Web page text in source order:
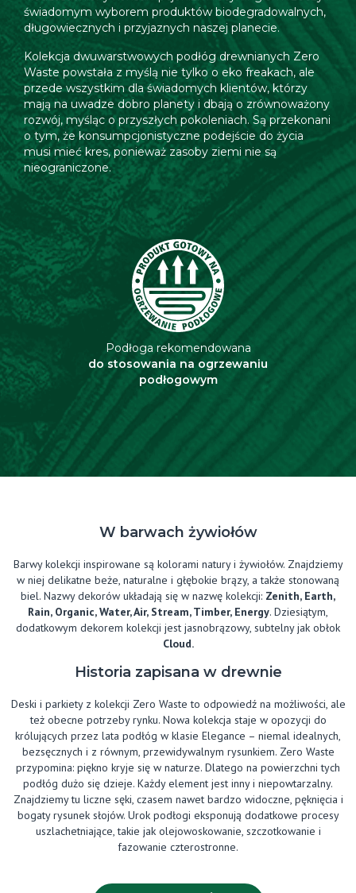
świadomym wyborem produktów biodegradowalnych,
długowiecznych i przyjaznych naszej planecie.
Kolekcja dwuwarstwowych podłóg drewnianych Zero
Waste powstała z myślą nie tylko o eko freakach, ale
przede wszystkim dla świadomych klientów, którzy
mają na uwadze dobro planety i dbają o zrównoważony
rozwój, myśląc o przyszłych pokoleniach. Są przekonani
o tym, że konsumpcjonistyczne podejście do życia
musi mieć kres, ponieważ zasoby ziemi nie są
nieograniczone.
Podłoga rekomendowana
do stosowania na ogrzewaniu
podłogowym
W barwach żywiołów
Barwy kolekcji inspirowane są kolorami natury i żywiołów. Znajdziemy
w niej delikatne beże, naturalne i głębokie brązy, a także stonowaną
biel. Nazwy dekorów układają się w nazwę kolekcji: Zenith, Earth,
Rain, Organic, Water, Air, Stream, Timber, Energy. Dziesiątym,
dodatkowym dekorem kolekcji jest jasnobrązowy, subtelny jak obłok
Cloud.
Historia zapisana w drewnie
Deski i parkiety z kolekcji Zero Waste to odpowiedź na możliwości, ale
też obecne potrzeby rynku. Nowa kolekcja staje w opozycji do
królujących przez lata podłóg w klasie Elegance – niemal idealnych,
bezsęcznych i z równym, przewidywalnym rysunkiem. Zero Waste
przypomina: piękno kryje się w naturze. Dlatego na powierzchni tych
podłóg dużo się dzieje. Każdy element jest inny i niepowtarzalny.
Znajdziemy tu liczne sęki, czasem nawet bardzo widoczne, pęknięcia i
bogaty rysunek słojów. Urok podłogi eksponują dodatkowe procesy
uszlachetniające, takie jak olejowoskowanie, szczotkowanie i
fazowanie czterostronne.